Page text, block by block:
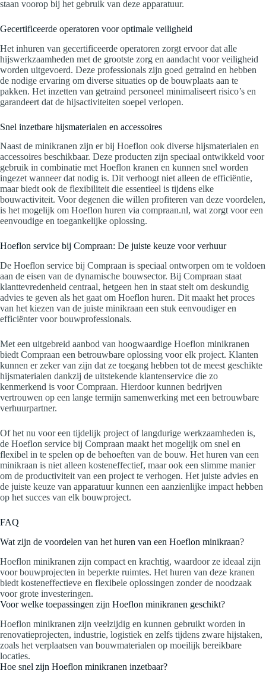
staan voorop bij het gebruik van deze apparatuur.
Gecertificeerde operatoren voor optimale veiligheid
Het inhuren van gecertificeerde operatoren zorgt ervoor dat alle
hijswerkzaamheden met de grootste zorg en aandacht voor veiligheid
worden uitgevoerd. Deze professionals zijn goed getraind en hebben
de nodige ervaring om diverse situaties op de bouwplaats aan te
pakken. Het inzetten van getraind personeel minimaliseert risico’s en
garandeert dat de hijsactiviteiten soepel verlopen.
Snel inzetbare hijsmaterialen en accessoires
Naast de minikranen zijn er bij Hoeflon ook diverse hijsmaterialen en
accessoires beschikbaar. Deze producten zijn speciaal ontwikkeld voor
gebruik in combinatie met Hoeflon kranen en kunnen snel worden
ingezet wanneer dat nodig is. Dit verhoogt niet alleen de efficiëntie,
maar biedt ook de flexibiliteit die essentieel is tijdens elke
bouwactiviteit. Voor degenen die willen profiteren van deze voordelen,
is het mogelijk om Hoeflon huren via compraan.nl, wat zorgt voor een
eenvoudige en toegankelijke oplossing.
Hoeflon service bij Compraan: De juiste keuze voor verhuur
De Hoeflon service bij Compraan is speciaal ontworpen om te voldoen
aan de eisen van de dynamische bouwsector. Bij Compraan staat
klanttevredenheid centraal, hetgeen hen in staat stelt om deskundig
advies te geven als het gaat om Hoeflon huren. Dit maakt het proces
van het kiezen van de juiste minikraan een stuk eenvoudiger en
efficiënter voor bouwprofessionals.
Met een uitgebreid aanbod van hoogwaardige Hoeflon minikranen
biedt Compraan een betrouwbare oplossing voor elk project. Klanten
kunnen er zeker van zijn dat ze toegang hebben tot de meest geschikte
hijsmaterialen dankzij de uitstekende klantenservice die zo
kenmerkend is voor Compraan. Hierdoor kunnen bedrijven
vertrouwen op een lange termijn samenwerking met een betrouwbare
verhuurpartner.
Of het nu voor een tijdelijk project of langdurige werkzaamheden is,
de Hoeflon service bij Compraan maakt het mogelijk om snel en
flexibel in te spelen op de behoeften van de bouw. Het huren van een
minikraan is niet alleen kosteneffectief, maar ook een slimme manier
om de productiviteit van een project te verhogen. Het juiste advies en
de juiste keuze van apparatuur kunnen een aanzienlijke impact hebben
op het succes van elk bouwproject.
FAQ
Wat zijn de voordelen van het huren van een Hoeflon minikraan?
Hoeflon minikranen zijn compact en krachtig, waardoor ze ideaal zijn
voor bouwprojecten in beperkte ruimtes. Het huren van deze kranen
biedt kosteneffectieve en flexibele oplossingen zonder de noodzaak
voor grote investeringen.
Voor welke toepassingen zijn Hoeflon minikranen geschikt?
Hoeflon minikranen zijn veelzijdig en kunnen gebruikt worden in
renovatieprojecten, industrie, logistiek en zelfs tijdens zware hijstaken,
zoals het verplaatsen van bouwmaterialen op moeilijk bereikbare
locaties.
Hoe snel zijn Hoeflon minikranen inzetbaar?